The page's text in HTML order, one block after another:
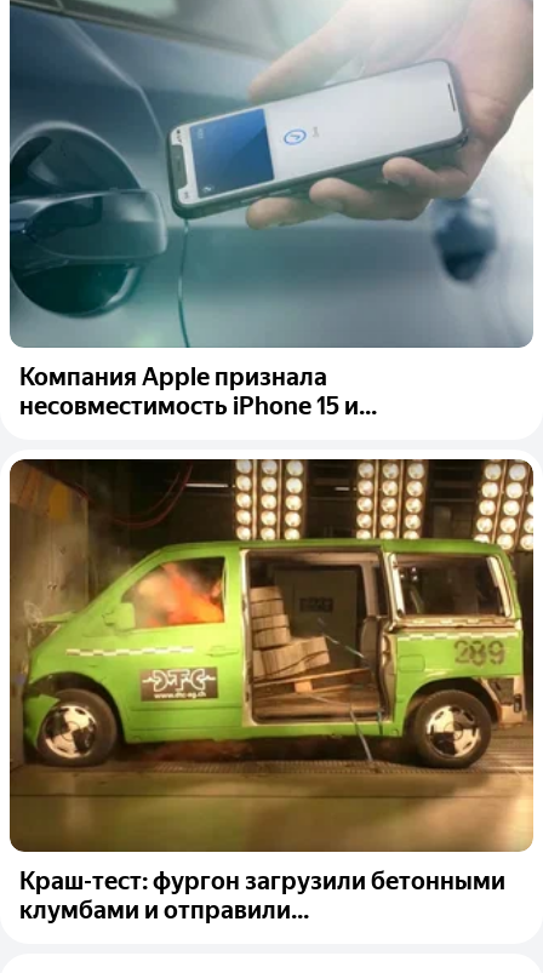
Компания Apple признала
несовместимость iPhone 15 и...
Краш-тест: фургон загрузили бетонными
клумбами и отправили...